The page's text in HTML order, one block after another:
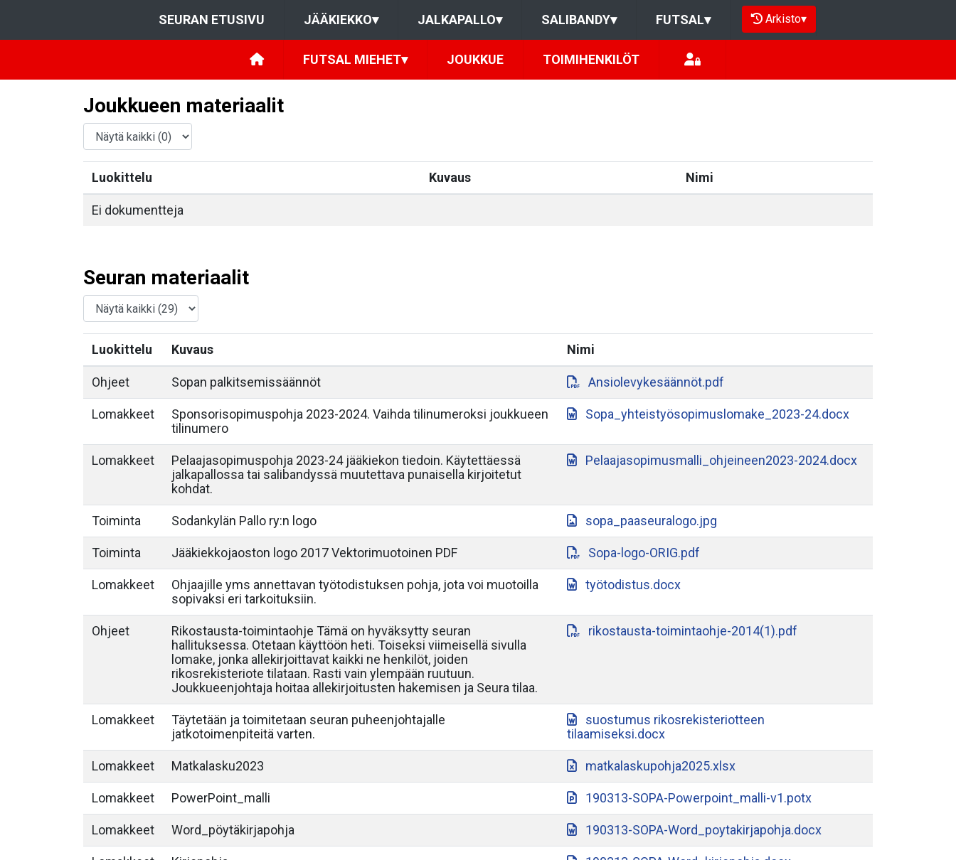
SEURAN ETUSIVU JÄÄKIEKKO▾ JALKAPALLO▾ SALIBANDY▾ FUTSAL▾ Arkisto▾
FUTSAL MIEHET▾ JOUKKUE TOIMIHENKILÖT
Joukkueen materiaalit
Luokittelu Kuvaus Nimi
Ei dokumentteja
Seuran materiaalit
Luokittelu Kuvaus Nimi
Ohjeet Sopan palkitsemissäännöt Ansiolevykesäännöt.pdf
Lomakkeet
Sponsorisopimuspohja 2023-2024. Vaihda tilinumeroksi joukkueen
tilinumero
Sopa_yhteistyösopimuslomake_2023-24.docx
Lomakkeet
Pelaajasopimuspohja 2023-24 jääkiekon tiedoin. Käytettäessä
jalkapallossa tai salibandyssä muutettava punaisella kirjoitetut
kohdat.
Pelaajasopimusmalli_ohjeineen2023-2024.docx
Toiminta Sodankylän Pallo ry:n logo sopa_paaseuralogo.jpg
Toiminta Jääkiekkojaoston logo 2017 Vektorimuotoinen PDF Sopa-logo-ORIG.pdf
Lomakkeet
Ohjaajille yms annettavan työtodistuksen pohja, jota voi muotoilla
sopivaksi eri tarkoituksiin.
työtodistus.docx
Ohjeet
Rikostausta-toimintaohje Tämä on hyväksytty seuran
hallituksessa. Otetaan käyttöön heti. Toiseksi viimeisellä sivulla
lomake, jonka allekirjoittavat kaikki ne henkilöt, joiden
rikosrekisteriote tilataan. Rasti vain ylempään ruutuun.
Joukkueenjohtaja hoitaa allekirjoitusten hakemisen ja Seura tilaa.
rikostausta-toimintaohje-2014(1).pdf
Lomakkeet
Täytetään ja toimitetaan seuran puheenjohtajalle
jatkotoimenpiteitä varten.
suostumus rikosrekisteriotteen
tilaamiseksi.docx
Lomakkeet Matkalasku2023 matkalaskupohja2025.xlsx
Lomakkeet PowerPoint_malli 190313-SOPA-Powerpoint_malli-v1.potx
Lomakkeet Word_pöytäkirjapohja 190313-SOPA-Word_poytakirjapohja.docx